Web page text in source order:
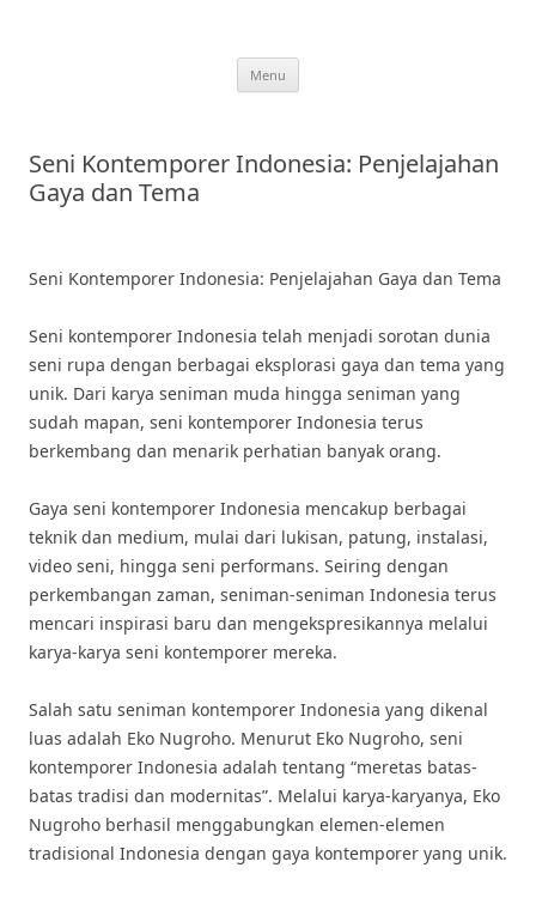
Menu
Seni Kontemporer Indonesia: Penjelajahan
Gaya dan Tema
Seni Kontemporer Indonesia: Penjelajahan Gaya dan Tema
Seni kontemporer Indonesia telah menjadi sorotan dunia
seni rupa dengan berbagai eksplorasi gaya dan tema yang
unik. Dari karya seniman muda hingga seniman yang
sudah mapan, seni kontemporer Indonesia terus
berkembang dan menarik perhatian banyak orang.
Gaya seni kontemporer Indonesia mencakup berbagai
teknik dan medium, mulai dari lukisan, patung, instalasi,
video seni, hingga seni performans. Seiring dengan
perkembangan zaman, seniman-seniman Indonesia terus
mencari inspirasi baru dan mengekspresikannya melalui
karya-karya seni kontemporer mereka.
Salah satu seniman kontemporer Indonesia yang dikenal
luas adalah Eko Nugroho. Menurut Eko Nugroho, seni
kontemporer Indonesia adalah tentang “meretas batas-
batas tradisi dan modernitas”. Melalui karya-karyanya, Eko
Nugroho berhasil menggabungkan elemen-elemen
tradisional Indonesia dengan gaya kontemporer yang unik.